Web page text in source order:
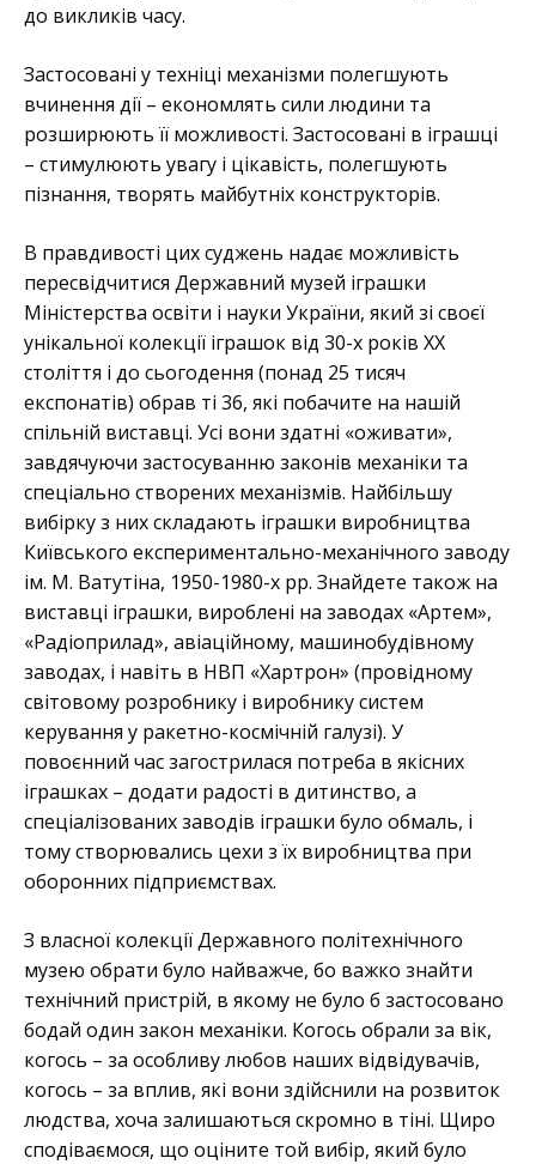
до викликів часу.
Застосовані у техніці механізми полегшують
вчинення дії – економлять сили людини та
розширюють її можливості. Застосовані в іграшці
– стимулюють увагу і цікавість, полегшують
пізнання, творять майбутніх конструкторів.
В правдивості цих суджень надає можливість
пересвідчитися Державний музей іграшки
Міністерства освіти і науки України, який зі своєї
унікальної колекції іграшок від 30-х років ХХ
століття і до сьогодення (понад 25 тисяч
експонатів) обрав ті 36, які побачите на нашій
спільній виставці. Усі вони здатні «оживати»,
завдячуючи застосуванню законів механіки та
спеціально створених механізмів. Найбільшу
вибірку з них складають іграшки виробництва
Київського експериментально-механічного заводу
ім. М. Ватутіна, 1950-1980-х рр. Знайдете також на
виставці іграшки, вироблені на заводах «Артем»,
«Радіоприлад», авіаційному, машинобудівному
заводах, і навіть в НВП «Хартрон» (провідному
світовому розробнику і виробнику систем
керування у ракетно-космічній галузі). У
повоєнний час загострилася потреба в якісних
іграшках – додати радості в дитинство, а
спеціалізованих заводів іграшки було обмаль, і
тому створювались цехи з їх виробництва при
оборонних підприємствах.
З власної колекції Державного політехнічного
музею обрати було найважче, бо важко знайти
технічний пристрій, в якому не було б застосовано
бодай один закон механіки. Когось обрали за вік,
когось – за особливу любов наших відвідувачів,
когось – за вплив, які вони здійснили на розвиток
людства, хоча залишаються скромно в тіні. Щиро
сподіваємося, що оціните той вибір, який було